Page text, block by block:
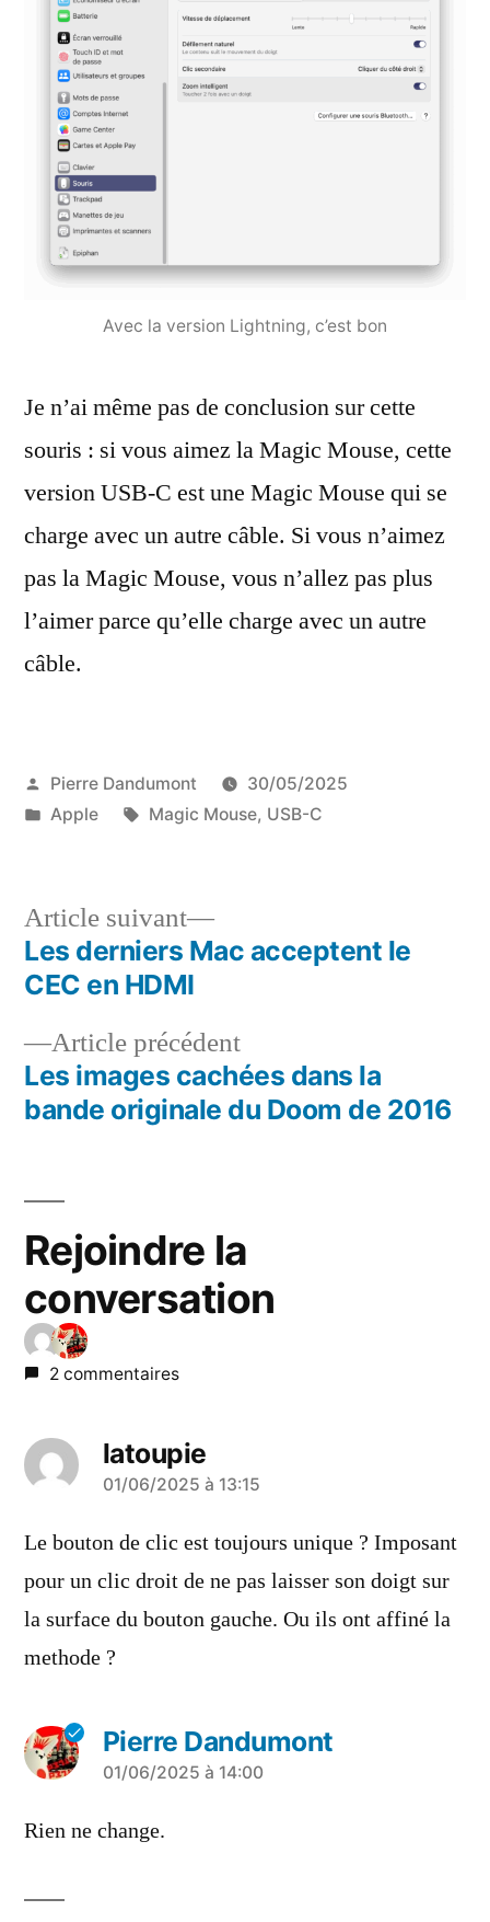
Avec la version Lightning, c’est bon
Je n’ai même pas de conclusion sur cette
souris : si vous aimez la Magic Mouse, cette
version USB-C est une Magic Mouse qui se
charge avec un autre câble. Si vous n’aimez
pas la Magic Mouse, vous n’allez pas plus
l’aimer parce qu’elle charge avec un autre
câble.
Publié
par
Pierre Dandumont
30/05/2025
Publié
Apple Étiquettes :
Magic Mouse, USB-C
Navigation
l’article
Article précédentArticle
précédent :
Les images cachées dans la
bande originale du Doom de 2016
Article suivant
Article
suivant :
Les derniers Mac acceptent le
CEC en HDMI
Rejoindre la
conversation
2 commentaires
latoupie
a
dit :
01/06/2025 à 13:15
Le bouton de clic est toujours unique ? Imposant
pour un clic droit de ne pas laisser son doigt sur
la surface du bouton gauche. Ou ils ont affiné la
methode ?
Pierre Dandumont
a
dit :
01/06/2025 à 14:00
Rien ne change.